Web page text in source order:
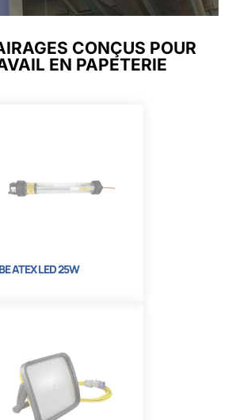
CONÇUS POUR
EN PAPETERIE
ATEX LED 25W